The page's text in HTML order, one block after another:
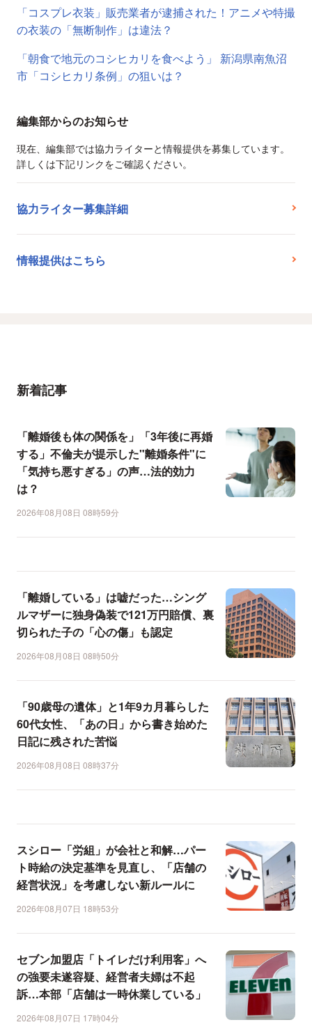
「コスプレ衣装」販売業者が逮捕された！アニメや特撮
の衣装の「無断制作」は違法？
「朝食で地元のコシヒカリを食べよう」 新潟県南魚沼
市「コシヒカリ条例」の狙いは？
編集部からのお知らせ
現在、編集部では協力ライターと情報提供を募集しています。
詳しくは下記リンクをご確認ください。
協力ライター募集詳細
情報提供はこちら
新着記事
「離婚後も体の関係を」「3年後に再婚
する」不倫夫が提示した"離婚条件"に
「気持ち悪すぎる」の声…法的効力
は？
2026年08月08日 08時59分
「離婚している」は嘘だった…シング
ルマザーに独身偽装で121万円賠償、裏
切られた子の「心の傷」も認定
2026年08月08日 08時50分
「90歳母の遺体」と1年9カ月暮らした
60代女性、「あの日」から書き始めた
日記に残された苦悩
2026年08月08日 08時37分
スシロー「労組」が会社と和解…パー
ト時給の決定基準を見直し、「店舗の
経営状況」を考慮しない新ルールに
2026年08月07日 18時53分
セブン加盟店「トイレだけ利用客」へ
の強要未遂容疑、経営者夫婦は不起
訴…本部「店舗は一時休業している」
2026年08月07日 17時04分